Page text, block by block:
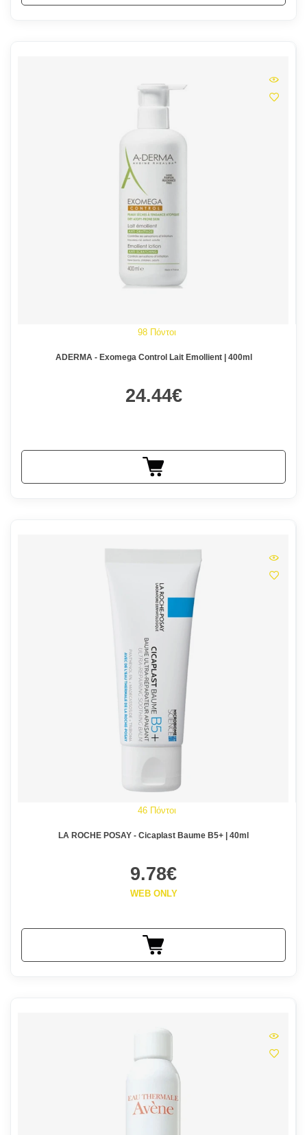
98 Πόντοι
ADERMA - Exomega Control Lait Emollient | 400ml
24.44€
46 Πόντοι
LA ROCHE POSAY - Cicaplast Baume B5+ | 40ml
9.78€
WEB ONLY